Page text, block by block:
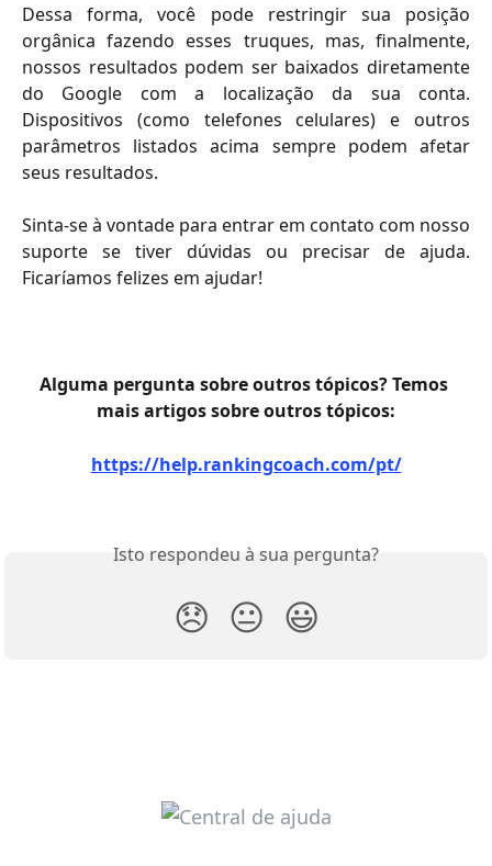
Dessa forma, você pode restringir sua posição
orgânica fazendo esses truques, mas, finalmente,
nossos resultados podem ser baixados diretamente
do Google com a localização da sua conta.
Dispositivos (como telefones celulares) e outros
parâmetros listados acima sempre podem afetar
seus resultados.
Sinta-se à vontade para entrar em contato com nosso
suporte se tiver dúvidas ou precisar de ajuda.
Ficaríamos felizes em ajudar!
Alguma pergunta sobre outros tópicos? Temos
mais artigos sobre outros tópicos:
https://help.rankingcoach.com/pt/
Isto respondeu à sua pergunta?
😞 😐 😃